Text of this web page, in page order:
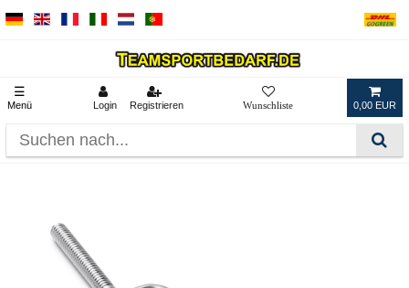
☰
Menü Login Registrieren 0,00 EUR